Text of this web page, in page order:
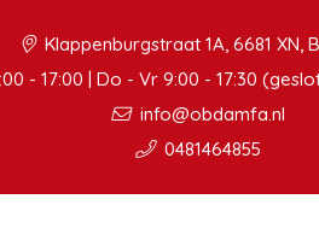
Klappenburgstraat 1A, 6681 XN,
- 17:00 | Do - Vr 9:00 - 17:30
info@obdamfa.nl
0481464855